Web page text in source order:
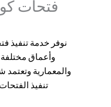
نوفر خدمة تنفيذ
وأعماق
والمعمارية
تنفيذ